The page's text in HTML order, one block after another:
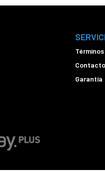
Contacto
Garantía